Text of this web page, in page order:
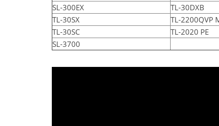
SL-300EX
TL-30DXB
TL-30SX
TL-2200QVP
TL-30SC
TL-2020 PE
SL-3700